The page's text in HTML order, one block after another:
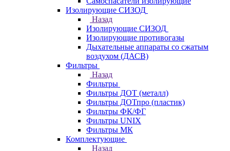
Изолирующие СИЗОД
Назад
Изолирующие СИЗОД
Изолирующие противогазы
Дыхательные аппараты со сжатым
воздухом (ДАСВ)
Фильтры
Назад
Фильтры
Фильтры ДОТ (металл)
Фильтры ДОТпро (пластик)
Фильтры ФК/ФГ
Фильтры UNIX
Фильтры МК
Комплектующие
Назад